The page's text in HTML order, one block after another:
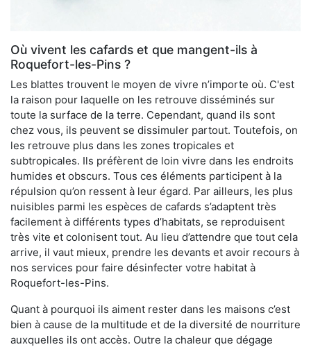
Où vivent les cafards et que mangent-ils à
Roquefort-les-Pins ?
Les blattes trouvent le moyen de vivre n’importe où. C'est
la raison pour laquelle on les retrouve disséminés sur
toute la surface de la terre. Cependant, quand ils sont
chez vous, ils peuvent se dissimuler partout. Toutefois, on
les retrouve plus dans les zones tropicales et
subtropicales. Ils préfèrent de loin vivre dans les endroits
humides et obscurs. Tous ces éléments participent à la
répulsion qu’on ressent à leur égard. Par ailleurs, les plus
nuisibles parmi les espèces de cafards s’adaptent très
facilement à différents types d’habitats, se reproduisent
très vite et colonisent tout. Au lieu d’attendre que tout cela
arrive, il vaut mieux, prendre les devants et avoir recours à
nos services pour faire désinfecter votre habitat à
Roquefort-les-Pins.
Quant à pourquoi ils aiment rester dans les maisons c’est
bien à cause de la multitude et de la diversité de nourriture
auxquelles ils ont accès. Outre la chaleur que dégage